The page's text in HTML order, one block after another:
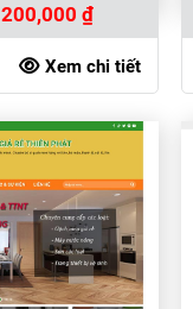
Giá
900,000 ₫.
200,000 ₫Giá
hiện
là:
200,000 ₫.
Xem chi tiết